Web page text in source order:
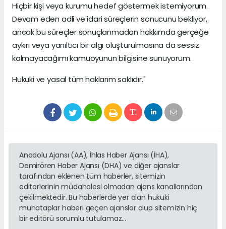
Hiçbir kişi veya kurumu hedef göstermek istemiyorum.
Devam eden adli ve idari süreçlerin sonucunu bekliyor,
ancak bu süreçler sonuçlanmadan hakkımda gerçeğe
aykırı veya yanıltıcı bir algı oluşturulmasına da sessiz
kalmayacağımı kamuoyunun bilgisine sunuyorum.
Hukuki ve yasal tüm haklarım saklıdır."
Anadolu Ajansı (AA), İhlas Haber Ajansı (İHA),
Demirören Haber Ajansı (DHA) ve diğer ajanslar
tarafından eklenen tüm haberler, sitemizin
editörlerinin müdahalesi olmadan ajans kanallarından
çekilmektedir. Bu haberlerde yer alan hukuki
muhataplar haberi geçen ajanslar olup sitemizin hiç
bir editörü sorumlu tutulamaz...